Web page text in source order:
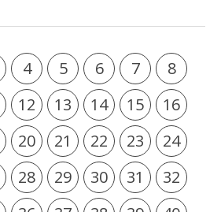
4 5 6 7
8
12 13 14 15
16
20 21 22 23
24
28 29 30 31
32